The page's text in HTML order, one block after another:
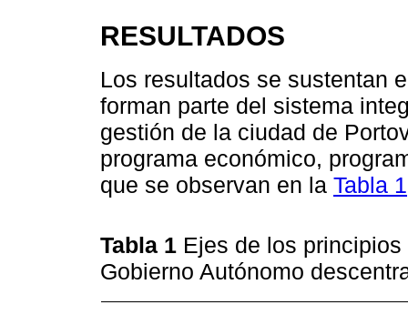
RESULTADOS
Los resultados se sustentan
forman parte del sistema
gestión de la ciudad de
programa económico,
que se observan en la Tabla 1
Tabla 1 Ejes de los
Gobierno Autónomo